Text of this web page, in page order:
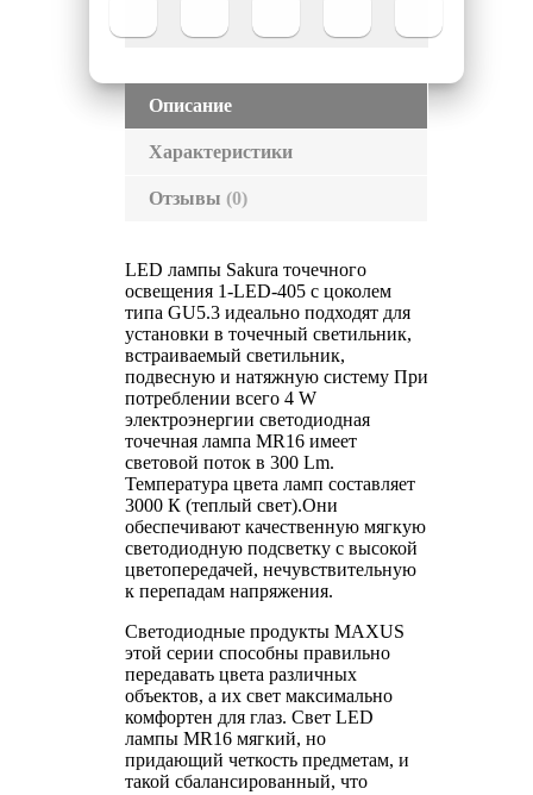
Описание
Характеристики
Отзывы (0)
LED лампы Sakura точечного
освещения 1-LED-405с цоколем
типа GU5.3 идеально подходят для
установки в точечный светильник,
встраиваемый светильник,
подвесную и натяжную систему При
потреблении всего 4 W
электроэнергии светодиодная
точечная лампа MR16 имеет
световой поток в 300 Lm.
Температура цвета ламп составляет
3000 К (теплый свет).Они
обеспечивают качественную мягкую
светодиодную подсветку с высокой
цветопередачей, нечувствительную
к перепадам напряжения.
Светодиодные продукты MAXUS
этой серии способны правильно
передавать цвета различных
объектов, а их свет максимально
комфортен для глаз. Свет LED
лампы MR16 мягкий, но
придающий четкость предметам, и
такой сбалансированный, что